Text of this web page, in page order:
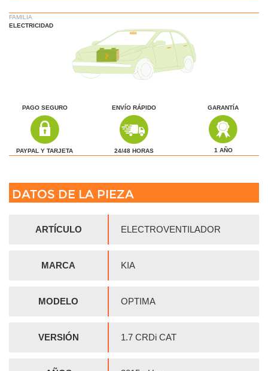
FAMILIA
ELECTRICIDAD
PAGO SEGURO
PAYPAL Y TARJETA
ENVÍO RÁPIDO
24/48 HORAS
GARANTÍA
1 AÑO
DATOS DE LA PIEZA
ARTÍCULO ELECTROVENTILADOR
MARCA KIA
MODELO OPTIMA
VERSIÓN 1.7 CRDi CAT